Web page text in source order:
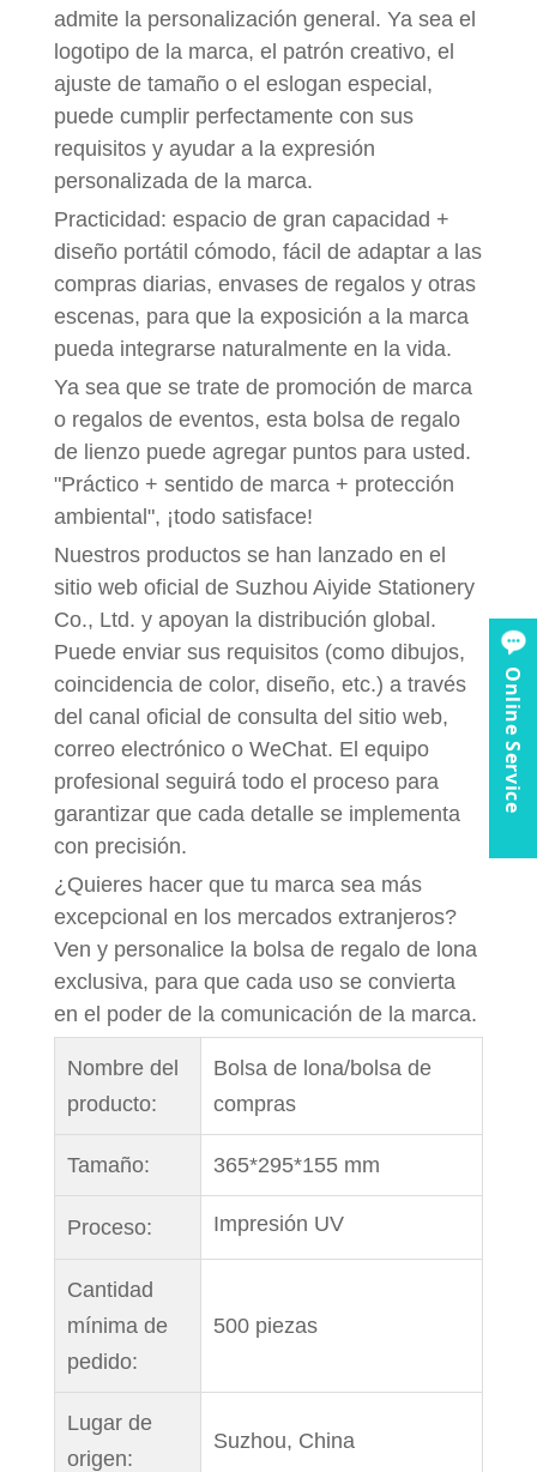
admite la personalización general. Ya sea el
logotipo de la marca, el patrón creativo, el
ajuste de tamaño o el eslogan especial,
puede cumplir perfectamente con sus
requisitos y ayudar a la expresión
personalizada de la marca.
Practicidad: espacio de gran capacidad +
diseño portátil cómodo, fácil de adaptar a las
compras diarias, envases de regalos y otras
escenas, para que la exposición a la marca
pueda integrarse naturalmente en la vida.
Ya sea que se trate de promoción de marca
o regalos de eventos, esta bolsa de regalo
de lienzo puede agregar puntos para usted.
"Práctico + sentido de marca + protección
ambiental", ¡todo satisface!
Nuestros productos se han lanzado en el
sitio web oficial de Suzhou Aiyide Stationery
Co., Ltd. y apoyan la distribución global.
Puede enviar sus requisitos (como dibujos,
coincidencia de color, diseño, etc.) a través
del canal oficial de consulta del sitio web,
correo electrónico o WeChat. El equipo
profesional seguirá todo el proceso para
garantizar que cada detalle se implementa
con precisión.
¿Quieres hacer que tu marca sea más
excepcional en los mercados extranjeros?
Ven y personalice la bolsa de regalo de lona
exclusiva, para que cada uso se convierta
en el poder de la comunicación de la marca.
Nombre del
producto:
Bolsa de lona/bolsa de
compras
Tamaño: 365*295*155 mm
Proceso: Impresión UV
Cantidad
mínima de
pedido:
500 piezas
Lugar de
origen:
Suzhou, China
Online Service